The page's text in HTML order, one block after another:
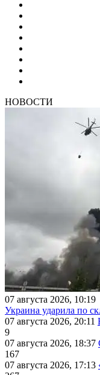
НОВОСТИ
07 августа 2026, 10:19
Украина ударила по
07 августа 2026, 20:11
9
07 августа 2026, 18:37
167
07 августа 2026, 17:13